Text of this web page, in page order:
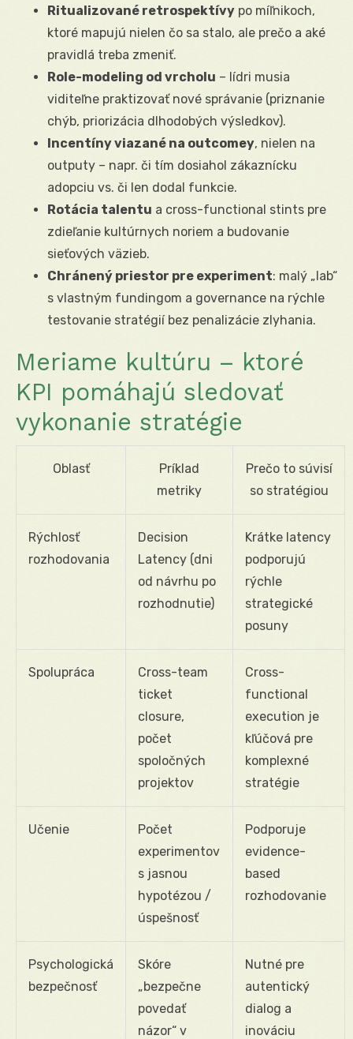
Ritualizované retrospektívy po míľnikoch,
ktoré mapujú nielen čo sa stalo, ale prečo a aké
pravidlá treba zmeniť.
Role-modeling od vrcholu – lídri musia
viditeľne praktizovať nové správanie (priznanie
chýb, priorizácia dlhodobých výsledkov).
Incentíny viazané na outcomey, nielen na
outputy – napr. či tím dosiahol zákaznícku
adopciu vs. či len dodal funkcie.
Rotácia talentu a cross-functional stints pre
zdieľanie kultúrnych noriem a budovanie
sieťových väzieb.
Chránený priestor pre experiment: malý „lab“
s vlastným fundingom a governance na rýchle
testovanie stratégií bez penalizácie zlyhania.
Meriame kultúru – ktoré
KPI pomáhajú sledovať
vykonanie stratégie
Oblasť
Príklad
metriky
Prečo to súvisí
so stratégiou
Rýchlosť
rozhodovania
Decision
Latency (dni
od návrhu po
rozhodnutie)
Krátke latency
podporujú
rýchle
strategické
posuny
Spolupráca
Cross-team
ticket
closure,
počet
spoločných
projektov
Cross-
functional
execution je
kľúčová pre
komplexné
stratégie
Učenie
Počet
experimentov
s jasnou
hypotézou /
úspešnosť
Podporuje
evidence-
based
rozhodovanie
Psychologická
bezpečnosť
Skóre
„bezpečne
povedať
názor“ v
Nutné pre
autentický
dialog a
inováciu